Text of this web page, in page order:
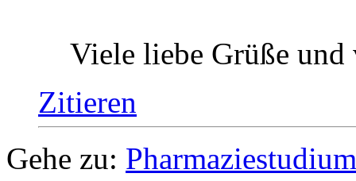
Viele liebe Grüße
Zitieren
Gehe zu: Pharmaziestudium